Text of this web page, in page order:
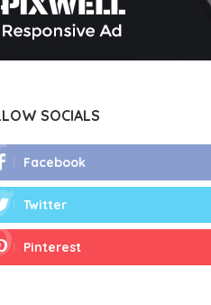
SOCIALS
Facebook
Twitter
Pinterest